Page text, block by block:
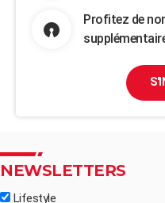
Profitez de
NEWSLETTERS
Lifestyle